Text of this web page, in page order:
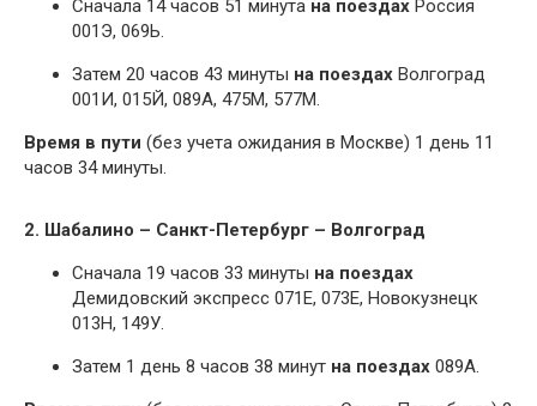
Сначала 14 часов 51 минута на поездах Россия
001Э, 069Ь.
Затем 20 часов 43 минуты на поездах Волгоград
001И, 015Й, 089А, 475М, 577М.
Время в пути (без учета ожидания в Москве) 1 день 11
часов 34 минуты.
2. Шабалино – Санкт-Петербург – Волгоград
Сначала 19 часов 33 минуты на поездах
Демидовский экспресс 071Е, 073Е, Новокузнецк
013Н, 149У.
Затем 1 день 8 часов 38 минут на поездах 089А.